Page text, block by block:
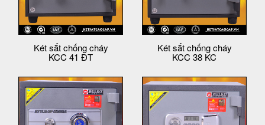
Két sắt chống cháy
KCC 41 ĐT
Két sắt chống cháy
KCC 38 KC